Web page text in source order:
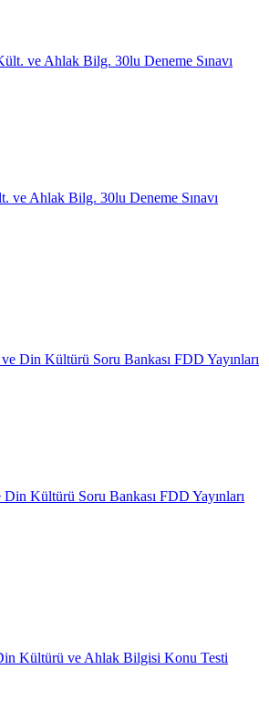
Ahlak Bilg. 30lu Deneme Sınavı
Kültürü Soru Bankası FDD Yayınları